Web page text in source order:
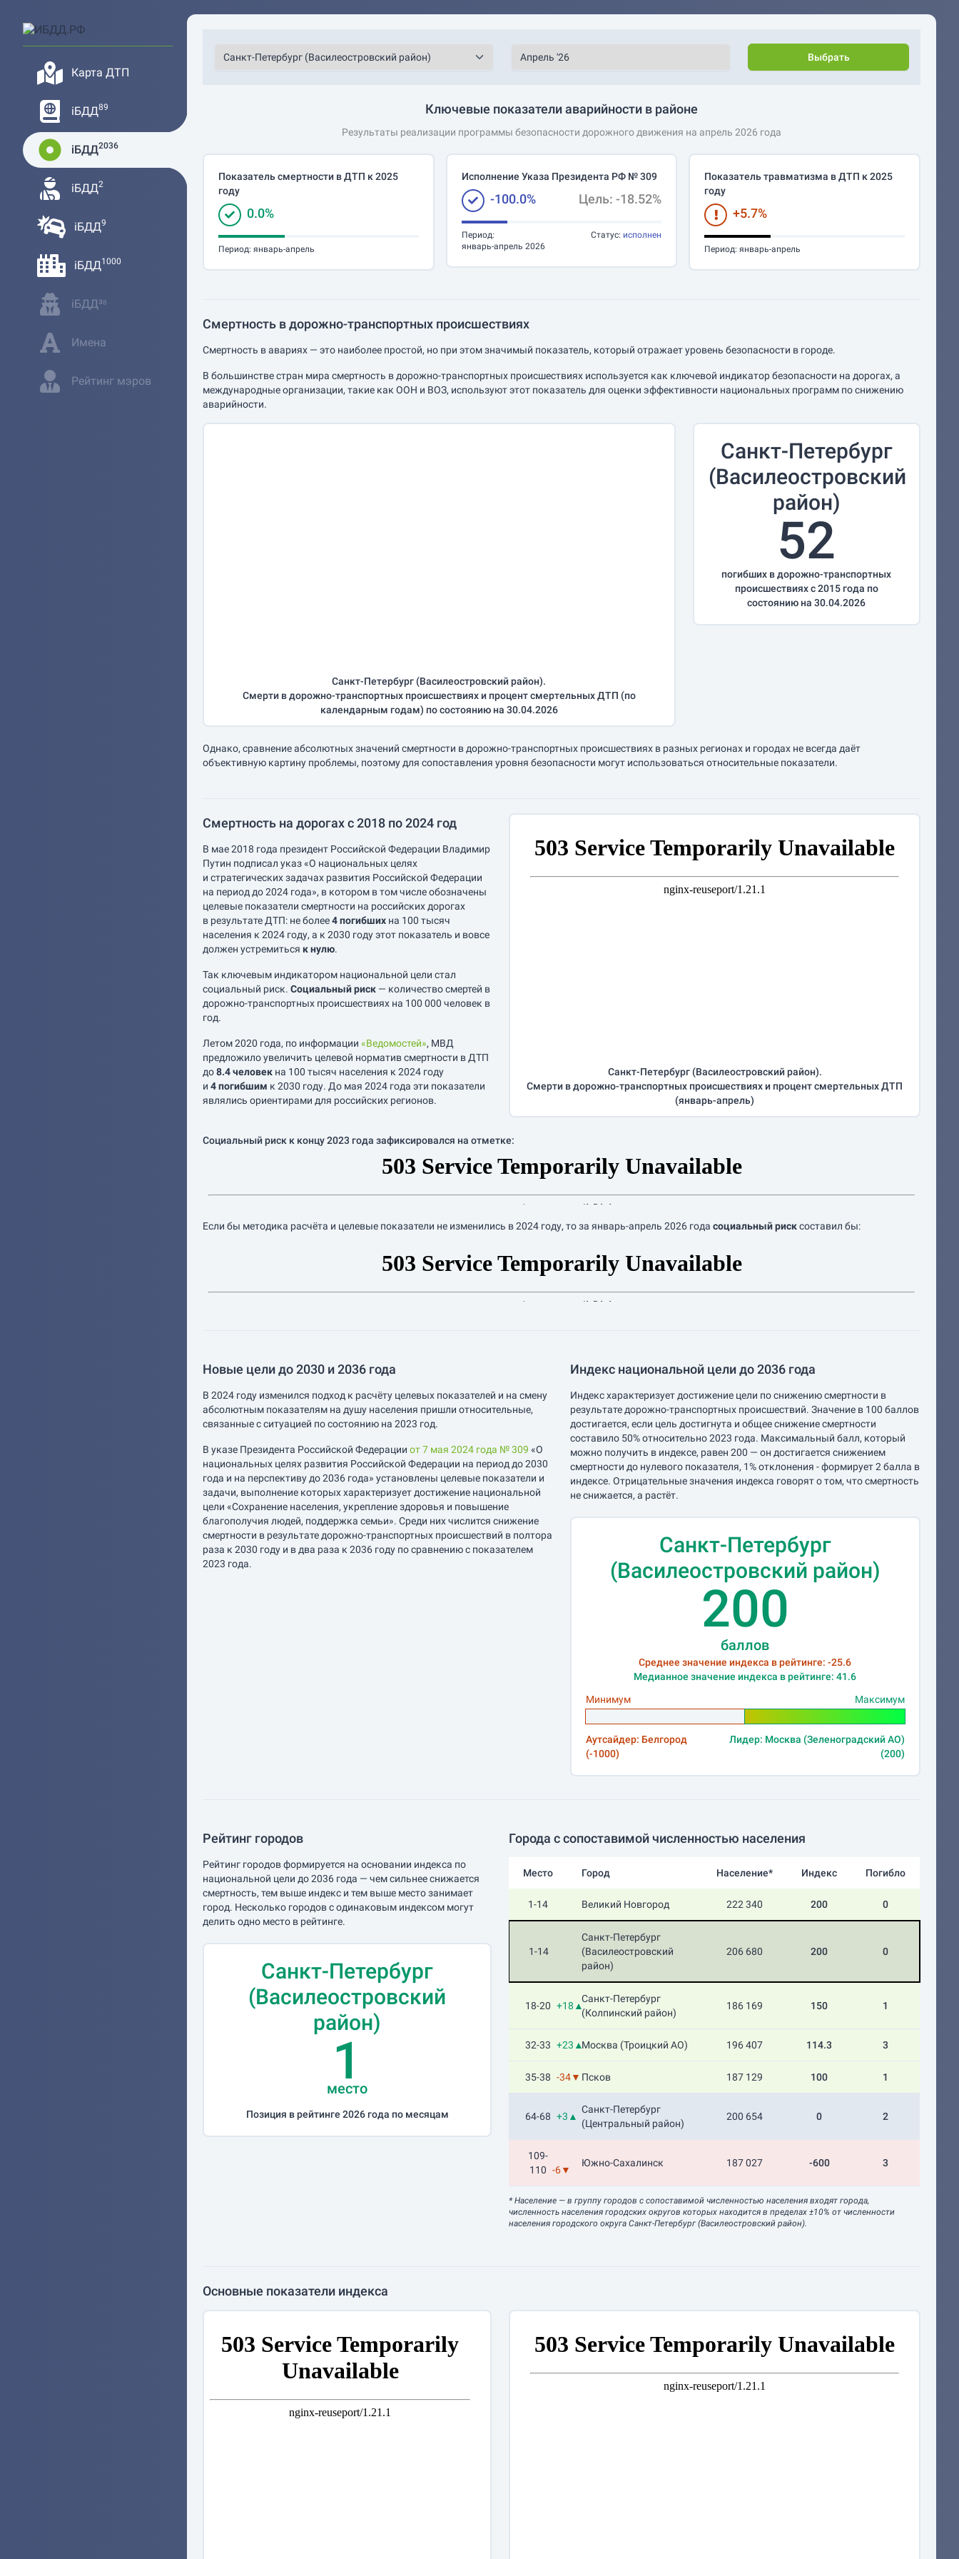
Карта ДТП
iБДД89
iБДД2036
iБДД2
iБДД9
iБДД1000
iБДД³⁸
Имена
Рейтинг мэров
Выбрать
Ключевые показатели аварийности в районе
Результаты реализации программы безопасности дорожного движения на апрель 2026 года
Показатель смертности в ДТП к 2025
году
0.0%
Период: январь-апрель
Исполнение Указа Президента РФ № 309
-100.0% Цель: -18.52%
Период:
январь-апрель 2026
Статус: исполнен
Показатель травматизма в ДТП к 2025
году
+5.7%
Период: январь-апрель
Смертность в дорожно-транспортных происшествиях
Смертность в авариях — это наиболее простой, но при этом значимый показатель, который отражает уровень безопасности в городе.
В большинстве стран мира смертность в дорожно-транспортных происшествиях используется как ключевой индикатор безопасности на дорогах, а
международные организации, такие как ООН и ВОЗ, используют этот показатель для оценки эффективности национальных программ по снижению
аварийности.
Санкт-Петербург (Василеостровский район).
Смерти в дорожно-транспортных происшествиях и процент смертельных ДТП (по
календарным годам) по состоянию на 30.04.2026
Санкт-Петербург
(Василеостровский
район)
52
погибших в дорожно-транспортных
происшествиях с 2015 года по
состоянию на 30.04.2026
Однако, сравнение абсолютных значений смертности в дорожно-транспортных происшествиях в разных регионах и городах не всегда даёт
объективную картину проблемы, поэтому для сопоставления уровня безопасности могут использоваться относительные показатели.
Смертность на дорогах с 2018 по 2024 год
В мае 2018 года президент Российской Федерации Владимир
Путин подписал указ «О национальных целях
и стратегических задачах развития Российской Федерации
на период до 2024 года», в котором в том числе обозначены
целевые показатели смертности на российских дорогах
в результате ДТП: не более4 погибших на 100 тысяч
населения к 2024 году, а к 2030 году этот показатель и вовсе
должен устремиться к нулю.
Так ключевым индикатором национальной цели стал
социальный риск. Социальный риск — количество смертей в
дорожно-транспортных происшествиях на 100 000 человек в
год.
Летом 2020 года, по информации «Ведомостей», МВД
предложило увеличить целевой норматив смертности в ДТП
до8.4 человек на 100 тысяч населения к 2024 году
и 4 погибшим к 2030 году. До мая 2024 года эти показатели
являлись ориентирами для российских регионов.
Санкт-Петербург (Василеостровский район).
Смерти в дорожно-транспортных происшествиях и процент смертельных ДТП
(январь-апрель)
Социальный риск к концу 2023 года зафиксировался на отметке:
Если бы методика расчёта и целевые показатели не изменились в 2024 году, то за январь-апрель 2026 года социальный рисксоставил бы:
Новые цели до 2030 и 2036 года
В 2024 году изменился подход к расчёту целевых показателей и на смену
абсолютным показателям на душу населения пришли относительные,
связанные с ситуацией по состоянию на 2023 год.
В указе Президента Российской Федерации от 7 мая 2024 года № 309 «О
национальных целях развития Российской Федерации на период до 2030
года и на перспективу до 2036 года» установлены целевые показатели и
задачи, выполнение которых характеризует достижение национальной
цели «Сохранение населения, укрепление здоровья и повышение
благополучия людей, поддержка семьи». Среди них числится снижение
смертности в результате дорожно-транспортных происшествий в полтора
раза к 2030 году и в два раза к 2036 году по сравнению с показателем
2023 года.
Индекс национальной цели до 2036 года
Индекс характеризует достижение цели по снижению смертности в
результате дорожно-транспортных происшествий. Значение в 100 баллов
достигается, если цель достигнута и общее снижение смертности
составило 50% относительно 2023 года. Максимальный балл, который
можно получить в индексе, равен 200 — он достигается снижением
смертности до нулевого показателя, 1% отклонения - формирует 2 балла в
индексе. Отрицательные значения индекса говорят о том, что смертность
не снижается, а растёт.
Санкт-Петербург
(Василеостровский район)
200
баллов
Среднее значение индекса в рейтинге: -25.6
Медианное значение индекса в рейтинге: 41.6
Минимум
Максимум
Аутсайдер: Белгород
(-1000)
Лидер: Москва (Зеленоградский АО)
(200)
Рейтинг городов
Рейтинг городов формируется на основании индекса по
национальной цели до 2036 года — чем сильнее снижается
смертность, тем выше индекс и тем выше место занимает
город. Несколько городов с одинаковым индексом могут
делить одно место в рейтинге.
Санкт-Петербург
(Василеостровский
район)
1
место
Позиция в рейтинге 2026 года по месяцам
Города с сопоставимой численностью населения
Место Город Население* Индекс Погибло
1-14 Великий Новгород 222 340 200 0
1-14
Санкт-Петербург
(Василеостровский
район)
206 680 200 0
18-20 +18▲
Санкт-Петербург
(Колпинский район)
186 169 150 1
32-33 +23▲Москва (Троицкий АО) 196 407 114.3 3
35-38 -34▼ Псков 187 129 100 1
64-68 +3▲
Санкт-Петербург
(Центральный район)
200 654 0 2
109-
110 -6▼
Южно-Сахалинск 187 027 -600 3
* Население — в группу городов с сопоставимой численностью населения входят города,
численность населения городских округов которых находится в пределах ±10% от численности
населения городского округа Санкт-Петербург (Василеостровский район).
Основные показатели индекса